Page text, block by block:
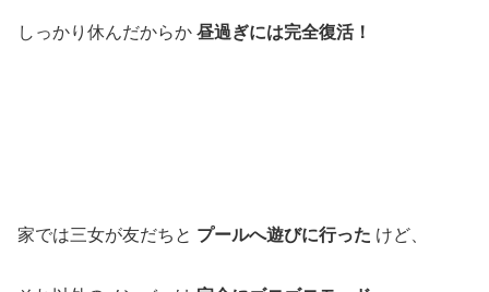
しっかり休んだからか 昼過ぎには完全復活！
家では三女が友だちと プールへ遊びに行った けど、